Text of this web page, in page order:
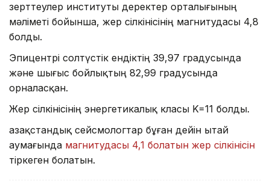
зерттеулер институты деректер орталығының
мәліметі бойынша, жер сілкінісінің магнитудасы 4,8
болды.
Эпицентрі солтүстік ендіктің 39,97 градусында
және шығыс бойлықтың 82,99 градусында
орналасқан.
Жер сілкінісінің энергетикалық класы K=11 болды.
Қазақстандық сейсмологтар бұған дейін Қытай
аумағында магнитудасы 4,1 болатын жер сілкінісін
тіркеген болатын.